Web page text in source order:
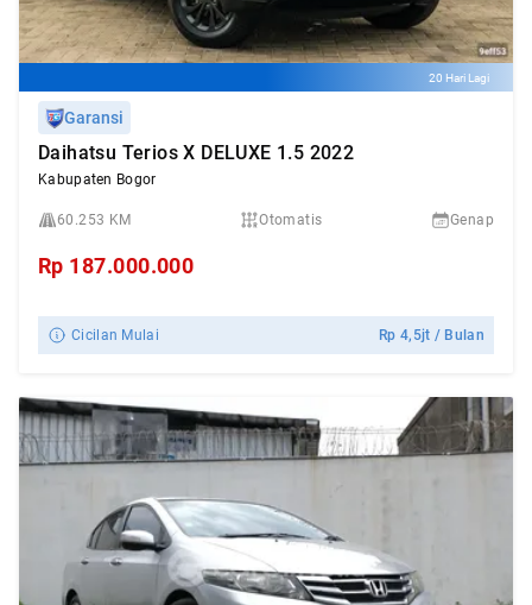
20 Hari Lagi
Garansi
Daihatsu Terios X DELUXE 1.5 2022
Kabupaten Bogor
60.253 KM Otomatis Genap
Rp 187.000.000
Cicilan Mulai Rp4,5jt / Bulan